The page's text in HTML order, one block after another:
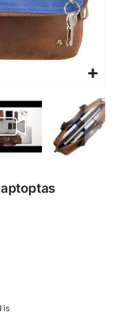
is